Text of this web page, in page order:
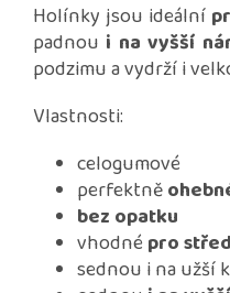
Holínky jsou ideální
padnou i na vyšší
podzimu a vydrží i
Vlastnosti:
celogumové
perfektně
bez opatku
vhodné pro
sednou i na užší